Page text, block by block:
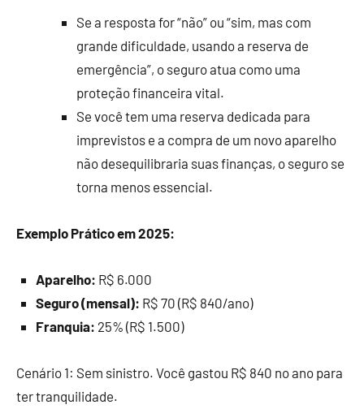
Se a resposta for “não” ou “sim, mas com
grande dificuldade, usando a reserva de
emergência”, o seguro atua como uma
proteção financeira vital.
Se você tem uma reserva dedicada para
imprevistos e a compra de um novo aparelho
não desequilibraria suas finanças, o seguro se
torna menos essencial.
Exemplo Prático em 2025:
Aparelho: R$ 6.000
Seguro (mensal): R$ 70 (R$ 840/ano)
Franquia: 25% (R$ 1.500)
Cenário 1: Sem sinistro. Você gastou R$ 840 no ano para
ter tranquilidade.